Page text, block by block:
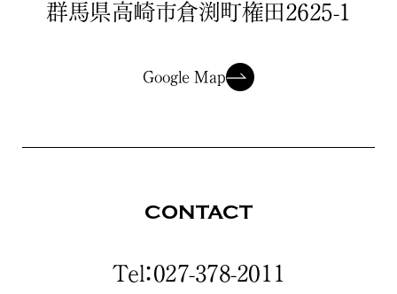
群馬県高崎市倉渕町権田2625-1
Google Map
CONTACT
Tel：027-378-2011